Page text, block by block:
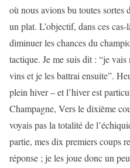
où nous avions bu toutes sortes
un plat. L’objectif, dans ces
diminuer les chances du
tactique. Je me suis dit : “je
vins et je les battrai ensuite”.
plein hiver – et l’hiver est
Champagne, Vers le dixième
voyais pas la totalité de
partie, mes dix premiers coups
réponse ; je les joue donc un